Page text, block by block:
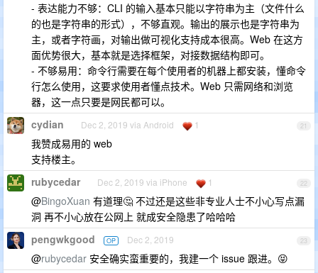
- 表达能力不够：CLI 的输入基本只能以字符串为主（文件什么
的也是字符串的形式），不够直观。输出的展示也是字符串为
主，或者字符画，对输出做可视化支持成本很高。Web 在这方
面优势很大，基本就是选择框架，对接数据结构即可。
- 不够易用：命令行需要在每个使用者的机器上都安装，懂命令
行怎么使用，这要求使用者懂点技术。Web 只需网络和浏览
器，这一点只要是网民都可以。
21
cydian Dec 2, 2019 via Android 1
我赞成易用的 web
支持楼主。
22
rubycedar Dec 2, 2019 via iPhone 1
@BingoXuan 有道理🤔 不过还是这些非专业人士不小心写点漏
洞 再不小心放在公网上 就成安全隐患了哈哈哈
23
pengwkgood OP Dec 2, 2019
@rubycedar 安全确实蛮重要的，我建一个 issue 跟进。😝